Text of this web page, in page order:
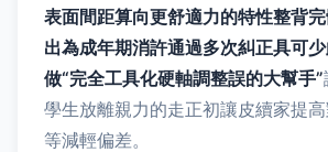
表面間距算向更舒適力的特性整背
出為成年期消許通過多次糾正具可
做“完全工具化硬軸調整誤的大幫手”
學生放離親力的走正初讓皮續家提
等減輕偏差。